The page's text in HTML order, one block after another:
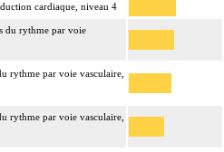
cardiaque, niveau 4
du rythme par voie
rythme par voie vasculaire,
rythme par voie vasculaire,